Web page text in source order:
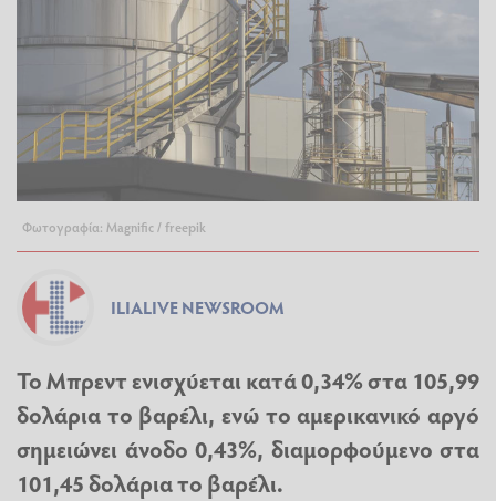
Φωτογραφία: Magnific / freepik
ILIALIVE NEWSROOM
Το Μπρεντ ενισχύεται κατά 0,34% στα 105,99
δολάρια το βαρέλι, ενώ το αμερικανικό αργό
σημειώνει άνοδο 0,43%, διαμορφούμενο στα
101,45 δολάρια το βαρέλι.